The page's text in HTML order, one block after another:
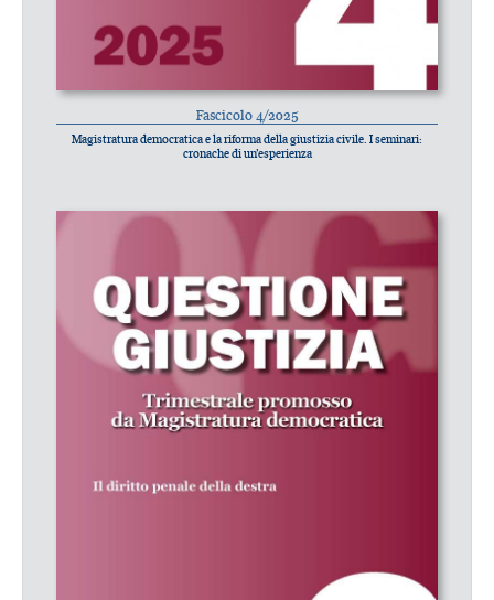
Fascicolo 4/2025
Magistratura democratica e la riforma della giustizia civile. I seminari:
cronache di un’esperienza